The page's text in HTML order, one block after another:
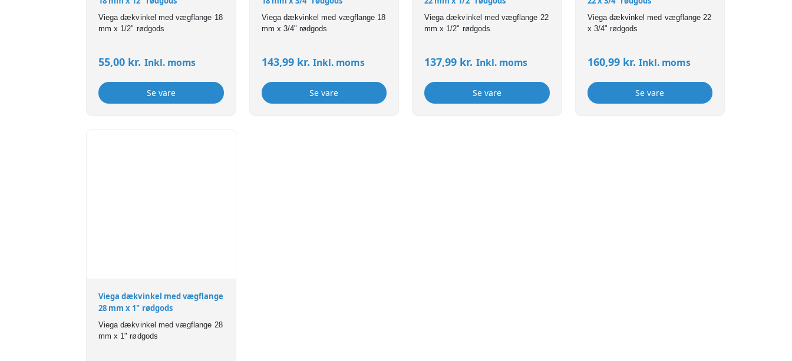
Viega dækvinkel med vægflange 18
mm x 1/2" rødgods
55,00 kr. Inkl. moms
Se vare
Viega dækvinkel med vægflange 18
mm x 3/4" rødgods
143,99 kr. Inkl. moms
Se vare
Viega dækvinkel med vægflange 22
mm x 1/2" rødgods
137,99 kr. Inkl. moms
Se vare
Viega dækvinkel med vægflange 22
x 3/4" rødgods
160,99 kr. Inkl. moms
Se vare
Viega dækvinkel med vægflange
28 mm x 1" rødgods
Viega dækvinkel med vægflange 28
mm x 1" rødgods